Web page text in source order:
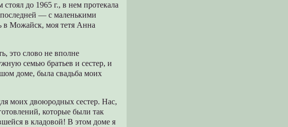
до 1965 г., в нем протекала
— с маленькими
в Можайск, моя тетя Анна
это слово не вполне
семью братьев и сестер, и
доме, была свадьба моих
моих двоюродных сестер. Нас,
которые были так
в кладовой! В этом доме я